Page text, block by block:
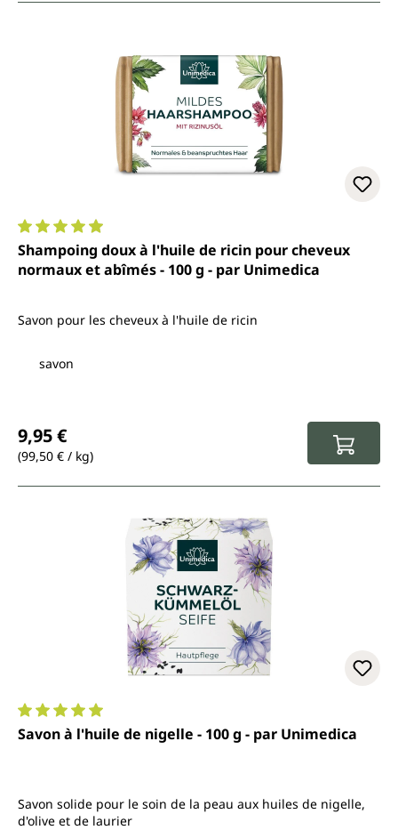
Note moyenne de 4.9 sur 5 étoiles
Shampoing doux à l'huile de ricin pour cheveux
normaux et abîmés - 100 g - par Unimedica
Savon pour les cheveux à l'huile de ricin
savon
9,95 €
(99,50 € / kg)
Note moyenne de 5 sur 5 étoiles
Savon à l'huile de nigelle - 100 g - par Unimedica
Savon solide pour le soin de la peau aux huiles de nigelle,
d'olive et de laurier